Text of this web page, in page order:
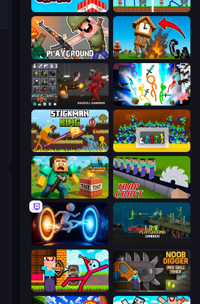
Build and Crush DOP Noob: Draw to Save
Playground Noob Fuse
Last Play: Ragdoll Sandbox Stickman Epic
Stickman King Stick Fighter vs Zombies
Voxel Playground: Ragdoll Noob Trap Craft
Portal Escape
Noob Archer vs Stickman Zombie Noob Digger: Pro Drill Miner